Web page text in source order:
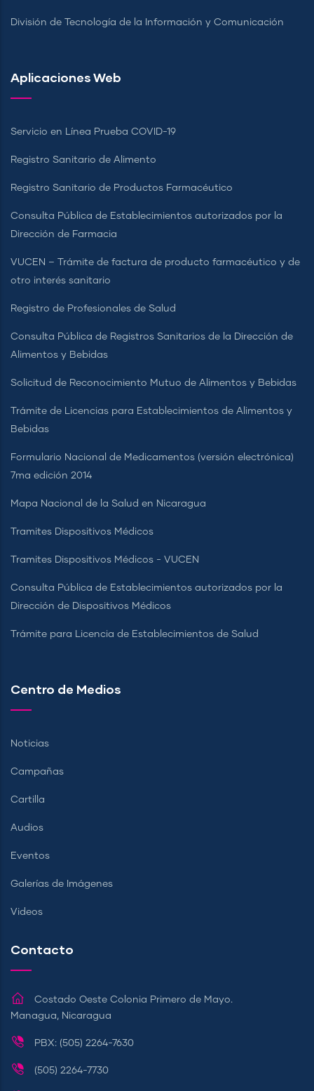
División de Tecnología de la Información y Comunicación
Aplicaciones Web
Servicio en Línea Prueba COVID-19
Registro Sanitario de Alimento
Registro Sanitario de Productos Farmacéutico
Consulta Pública de Establecimientos autorizados por la
Dirección de Farmacia
VUCEN – Trámite de factura de producto farmacéutico y de
otro interés sanitario
Registro de Profesionales de Salud
Consulta Pública de Registros Sanitarios de la Dirección de
Alimentos y Bebidas
Solicitud de Reconocimiento Mutuo de Alimentos y Bebidas
Trámite de Licencias para Establecimientos de Alimentos y
Bebidas
Formulario Nacional de Medicamentos (versión electrónica)
7ma edición 2014
Mapa Nacional de la Salud en Nicaragua
Tramites Dispositivos Médicos
Tramites Dispositivos Médicos - VUCEN
Consulta Pública de Establecimientos autorizados por la
Dirección de Dispositivos Médicos
Trámite para Licencia de Establecimientos de Salud
Centro de Medios
Noticias
Campañas
Cartilla
Audios
Eventos
Galerías de Imágenes
Videos
Contacto
Costado Oeste Colonia Primero de Mayo.
Managua, Nicaragua
PBX: (505) 2264-7630
(505) 2264-7730